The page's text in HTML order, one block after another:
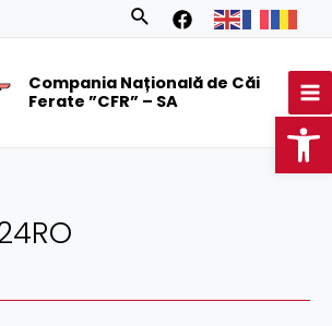
Search
Compania Națională de Căi
Ferate ”CFR” – SA